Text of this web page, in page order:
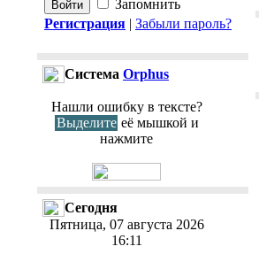
Запомнить
Регистрация | Забыли пароль?
Cистема Orphus
Нашли ошибку в тексте?
Выделите её мышкой и
нажмите
Сегодня
Пятница, 07 августа 2026
16:11